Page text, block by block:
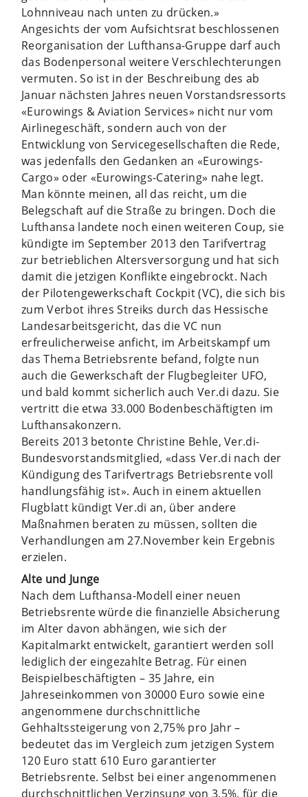
Lohnniveau nach unten zu drücken.»
Angesichts der vom Aufsichtsrat beschlossenen
Reorganisation der Lufthansa-Gruppe darf auch
das Bodenpersonal weitere Verschlechterungen
vermuten. So ist in der Beschreibung des ab
Januar nächsten Jahres neuen Vorstandsressorts
«Eurowings & Aviation Services» nicht nur vom
Airlinegeschäft, sondern auch von der
Entwicklung von Servicegesellschaften die Rede,
was jedenfalls den Gedanken an «Eurowings-
Cargo» oder «Eurowings-Catering» nahe legt.
Man könnte meinen, all das reicht, um die
Belegschaft auf die Straße zu bringen. Doch die
Lufthansa landete noch einen weiteren Coup, sie
kündigte im September 2013 den Tarifvertrag
zur betrieblichen Altersversorgung und hat sich
damit die jetzigen Konflikte eingebrockt. Nach
der Pilotengewerkschaft Cockpit (VC), die sich bis
zum Verbot ihres Streiks durch das Hessische
Landesarbeitsgericht, das die VC nun
erfreulicherweise anficht, im Arbeitskampf um
das Thema Betriebsrente befand, folgte nun
auch die Gewerkschaft der Flugbegleiter UFO,
und bald kommt sicherlich auch Ver.di dazu. Sie
vertritt die etwa 33.000 Bodenbeschäftigten im
Lufthansakonzern.
Bereits 2013 betonte Christine Behle, Ver.di-
Bundesvorstandsmitglied, «dass Ver.di nach der
Kündigung des Tarifvertrags Betriebsrente voll
handlungsfähig ist». Auch in einem aktuellen
Flugblatt kündigt Ver.di an, über andere
Maßnahmen beraten zu müssen, sollten die
Verhandlungen am 27.November kein Ergebnis
erzielen.
Alte und Junge
Nach dem Lufthansa-Modell einer neuen
Betriebsrente würde die finanzielle Absicherung
im Alter davon abhängen, wie sich der
Kapitalmarkt entwickelt, garantiert werden soll
lediglich der eingezahlte Betrag. Für einen
Beispielbeschäftigten – 35 Jahre, ein
Jahreseinkommen von 30000 Euro sowie eine
angenommene durchschnittliche
Gehhaltssteigerung von 2,75% pro Jahr –
bedeutet das im Vergleich zum jetzigen System
120 Euro statt 610 Euro garantierter
Betriebsrente. Selbst bei einer angenommenen
durchschnittlichen Verzinsung von 3,5%, für die